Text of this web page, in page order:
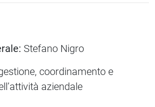
Stefano Nigro
coordinamento e
aziendale